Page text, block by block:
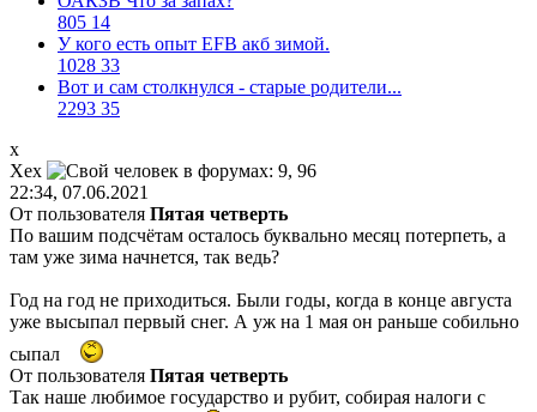
805 14
У кого есть опыт EFB акб зимой.
1028 33
Вот и сам столкнулся - старые родители...
2293 35
х
Хех
22:34, 07.06.2021
От пользователя Пятая четверть
По вашим подсчётам осталось буквально месяц потерпеть, а
там уже зима начнется, так ведь?
Год на год не приходиться. Были годы, когда в конце августа
уже высыпал первый снег. А уж на 1 мая он раньше собильно
сыпал
От пользователя Пятая четверть
Так наше любимое государство и рубит, собирая налоги с